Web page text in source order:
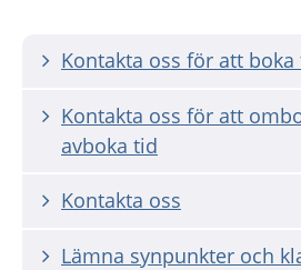
Kontakta oss för att boka
Kontakta oss för att
avboka tid
Kontakta oss
Lämna synpunkter och